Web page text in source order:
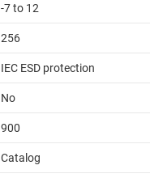
-7 to 12
256
IEC ESD protection
No
900
Catalog